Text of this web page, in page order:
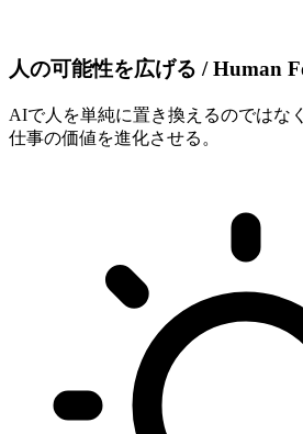
人の​可能性を​広げる​ / Human
AIで人を単純に置き換えるのではな
仕事の価値を進化させる。